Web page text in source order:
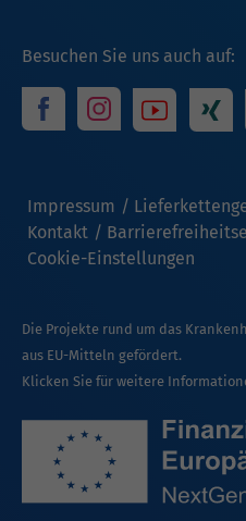
Besuchen Sie uns auch auf:
Impressum
Kontakt
Cookie-Einstellungen
Die Projekte rund um das
aus EU-Mitteln gefördert.
Klicken Sie für weitere